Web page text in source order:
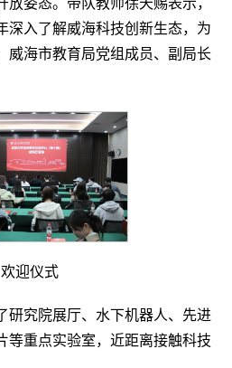
姿态。带队教师徐天赐表示，
深入了解威海科技创新生态，为
威海市教育局党组成员、副局长
欢迎仪式
究院展厅、水下机器人、先进
等重点实验室，近距离接触科技